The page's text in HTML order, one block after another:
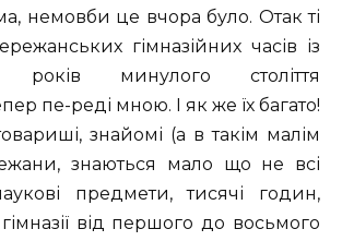
немовби це вчора було. Отак ті
гімназійних часів із
років минулого століття
пе-реді мною. І як же їх багато!
знайомі (а в такім малім
знаються мало що не всі
предмети, тисячі годин,
від першого до восьмого